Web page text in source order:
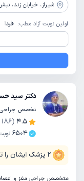
شیراز، خیابان زند، نبش
اولین نوبت آزاد مطب: فردا
دکتر سید
تخصص جراحی
4.5
(
186
6504
2 پزشک ایشان را
متخصص جراحی مغز و